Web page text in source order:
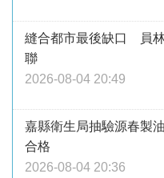
縫合都市最後缺口 員
聯
2026-08-04 20:49
嘉縣衛生局抽驗源春製
合格
2026-08-04 20:36